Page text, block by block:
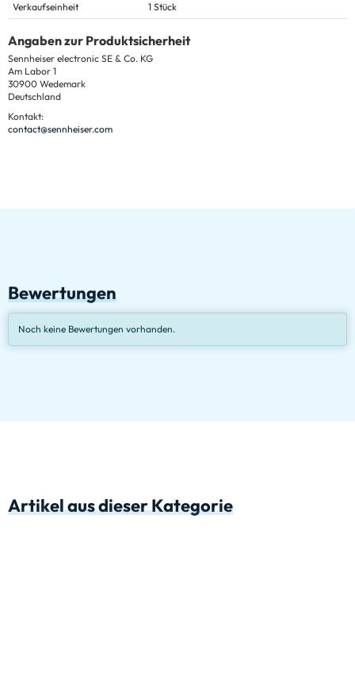
Verkaufseinheit
1 Stück
Angaben zur Produktsicherheit
Sennheiser electronic SE & Co. KG
Am Labor 1
30900 Wedemark
Deutschland
Kontakt:
contact@sennheiser.com
Bewertungen
Noch keine Bewertungen vorhanden.
Artikel aus dieser Kategorie